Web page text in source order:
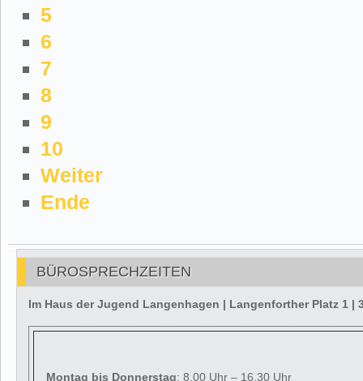
5
6
7
8
9
10
Weiter
Ende
BÜROSPRECHZEITEN
Im Haus der Jugend Langenhagen | Langenforther Platz 1 |
Montag bis Donnerstag: 8.00 Uhr – 16.30 Uhr